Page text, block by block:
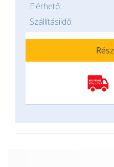
Elérhető:
Szállításiidő: